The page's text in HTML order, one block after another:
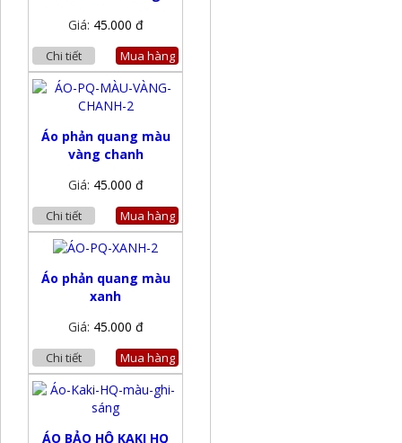
Giá: 45.000 đ
Chi tiết Mua hàng
Áo phản quang màu
vàng chanh
Giá: 45.000 đ
Chi tiết Mua hàng
Áo phản quang màu
xanh
Giá: 45.000 đ
Chi tiết Mua hàng
ÁO BẢO HỘ KAKI HQ